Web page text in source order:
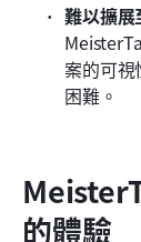
難以擴展
案的可視
困難。
的體驗